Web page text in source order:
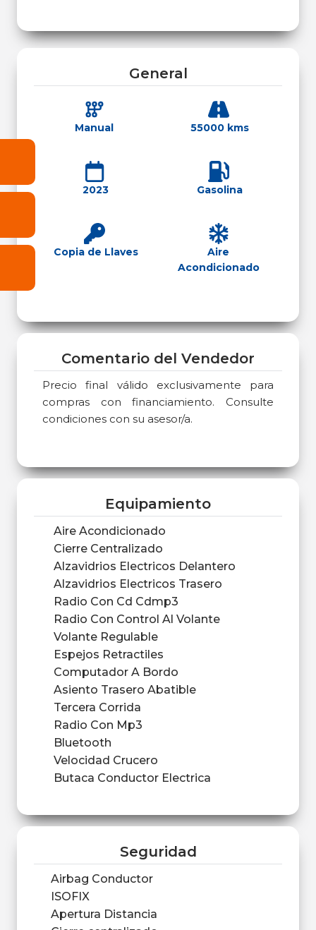
General
Manual 55000 kms
2023 Gasolina
Copia de Llaves
Aire
Acondicionado
Comentario del Vendedor
Precio final válido exclusivamente para
compras con financiamiento. Consulte
condiciones con su asesor/a.
Equipamiento
Aire Acondicionado
Cierre Centralizado
Alzavidrios Electricos Delantero
Alzavidrios Electricos Trasero
Radio Con Cd Cdmp3
Radio Con Control Al Volante
Volante Regulable
Espejos Retractiles
Computador A Bordo
Asiento Trasero Abatible
Tercera Corrida
Radio Con Mp3
Bluetooth
Velocidad Crucero
Butaca Conductor Electrica
Seguridad
Airbag Conductor
ISOFIX
Apertura Distancia